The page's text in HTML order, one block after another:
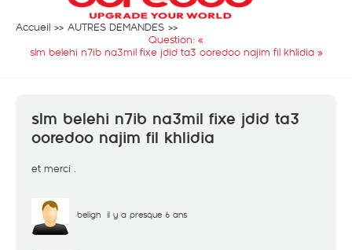
Accueil
AUTRES DEMANDES
Question: «
slm belehi n7ib na3mil fixe jdid ta3 ooredoo najim fil khlidia»
slm belehi n7ib na3mil fixe jdid ta3
ooredoo najim fil khlidia
et merci .
beligh il y a presque 6 ans